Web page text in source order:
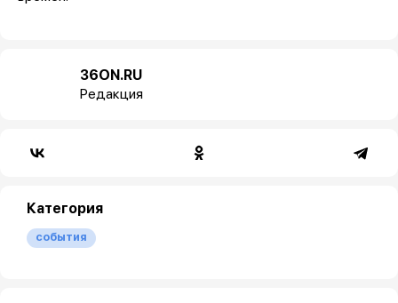
36ON.RU
Редакция
Категория
события